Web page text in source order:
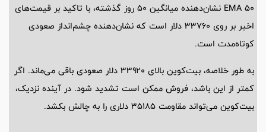
۵۰ EMA نشان‌دهنده میانگین ۵۰ روز گذشته، با تاکید بر قیمت‌های
اخیر بر روی ۳۳۷۶۰ دلار است که نشان‌دهنده چشم‌انداز صعودی
کوتاه‌مدت است.
به طور خلاصه، بیت‌کوین بالای ۳۳۹۲۰ دلار صعودی باقی می‌ماند. اگر
کمتر از این باشد، فروش ممکن است تشدید شود. در آینده نزدیک،
بیت‌کوین می‌تواند مقاومت ۳۵۱۸۵ دلاری را به چالش بکشد.